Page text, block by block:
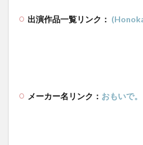
出演作品一覧リンク：
メーカー名リンク： おもいで